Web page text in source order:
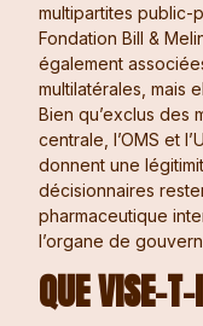
multipartites public-
Fondation Bill &
également
multilatérales, mais
Bien qu’exclus des
centrale, l’OMS et
donnent une
décisionnaires
pharmaceutique
l’organe de
QUE VISE-